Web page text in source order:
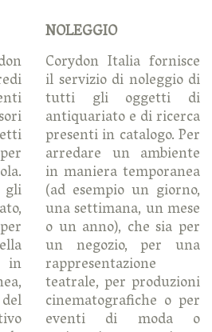
in
NOLEGGIO
Corydon Italia fornisce
il servizio di noleggio di
tutti gli oggetti di
antiquariato e di ricerca
presenti in catalogo. Per
arredare un ambiente
in maniera temporanea
(ad esempio un giorno,
una settimana, un mese
o un anno), che sia per
un negozio, per una
rappresentazione
teatrale, per produzioni
cinematografiche o per
eventi di moda o